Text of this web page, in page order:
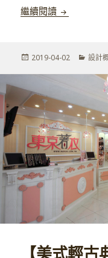
繼續閱讀 【美式輕
發
2019-04-02
分
設計
【美式輕